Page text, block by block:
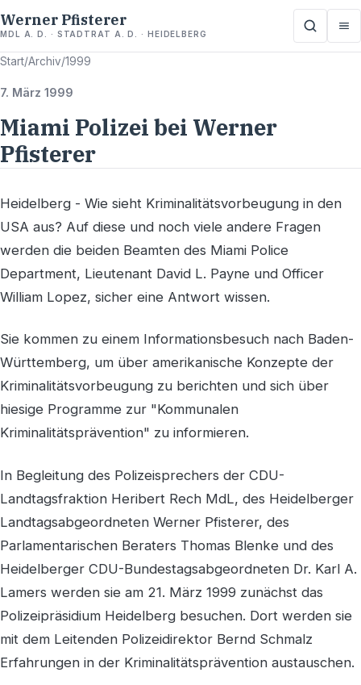
Werner Pfisterer
MDL A. D. · STADTRAT A. D. · HEIDELBERG
Start/Archiv/1999
7. März 1999
Miami Polizei bei Werner
Pfisterer
Heidelberg - Wie sieht Kriminalitätsvorbeugung in den
USA aus? Auf diese und noch viele andere Fragen
werden die beiden Beamten des Miami Police
Department, Lieutenant David L. Payne und Officer
William Lopez, sicher eine Antwort wissen.
Sie kommen zu einem Informationsbesuch nach Baden-
Württemberg, um über amerikanische Konzepte der
Kriminalitätsvorbeugung zu berichten und sich über
hiesige Programme zur "Kommunalen
Kriminalitätsprävention" zu informieren.
In Begleitung des Polizeisprechers der CDU-
Landtagsfraktion Heribert Rech MdL, des Heidelberger
Landtagsabgeordneten Werner Pfisterer, des
Parlamentarischen Beraters Thomas Blenke und des
Heidelberger CDU-Bundestagsabgeordneten Dr. Karl A.
Lamers werden sie am 21. März 1999 zunächst das
Polizeipräsidium Heidelberg besuchen. Dort werden sie
mit dem Leitenden Polizeidirektor Bernd Schmalz
Erfahrungen in der Kriminalitätsprävention austauschen.